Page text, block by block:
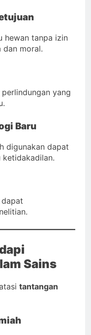
hewan tanpa izin
dan moral.
yang
Baru
digunakan dapat
ketidakadilan.
Sains
tantangan